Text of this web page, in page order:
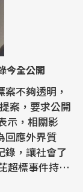
今全公開
不夠透明，
案，要求公開
示，相關影
回應外界質
錄，讓社會了